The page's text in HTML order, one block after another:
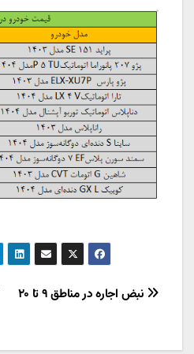
راهبری
نبض اجاره در مناطق ۹ تا ۲۰